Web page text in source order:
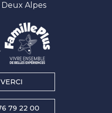
Alpes
79 22 00